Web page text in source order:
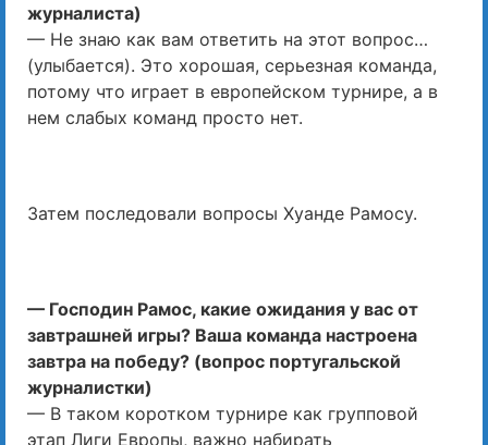
журналиста)
— Не знаю как вам ответить на этот вопрос…
(улыбается). Это хорошая, серьезная команда,
потому что играет в европейском турнире, а в
нем слабых команд просто нет.
Затем последовали вопросы Хуанде Рамосу.
— Господин Рамос, какие ожидания у вас от
завтрашней игры? Ваша команда настроена
завтра на победу? (вопрос португальской
журналистки)
— В таком коротком турнире как групповой
этап Лиги Европы, важно набирать